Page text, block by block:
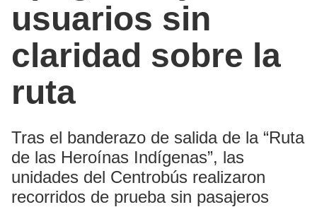
usuarios sin
claridad sobre la
ruta
Tras el banderazo de salida de la “Ruta
de las Heroínas Indígenas”, las
unidades del Centrobús realizaron
recorridos de prueba sin pasajeros